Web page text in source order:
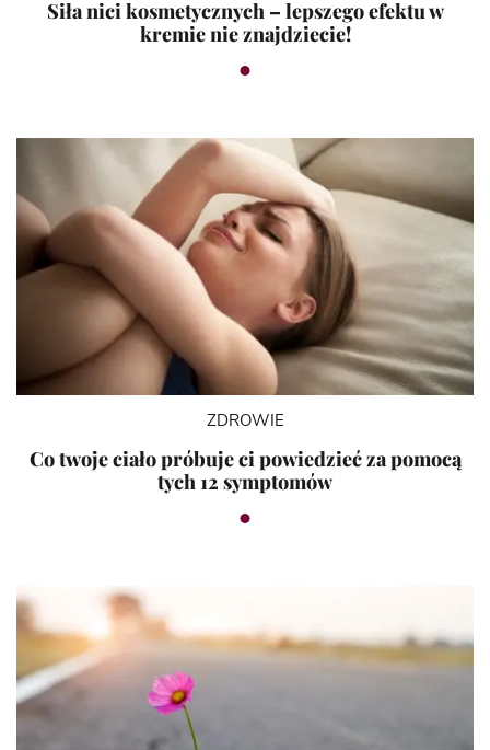
Siła nici kosmetycznych – lepszego efektu w
kremie nie znajdziecie!
ZDROWIE
Co twoje ciało próbuje ci powiedzieć za pomocą
tych 12 symptomów